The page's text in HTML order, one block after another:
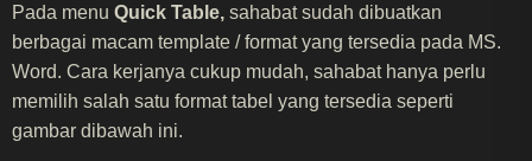
Pada menu Quick Table, sahabat sudah dibuatkan
berbagai macam template / format yang tersedia pada MS.
Word. Cara kerjanya cukup mudah, sahabat hanya perlu
memilih salah satu format tabel yang tersedia seperti
gambar dibawah ini.